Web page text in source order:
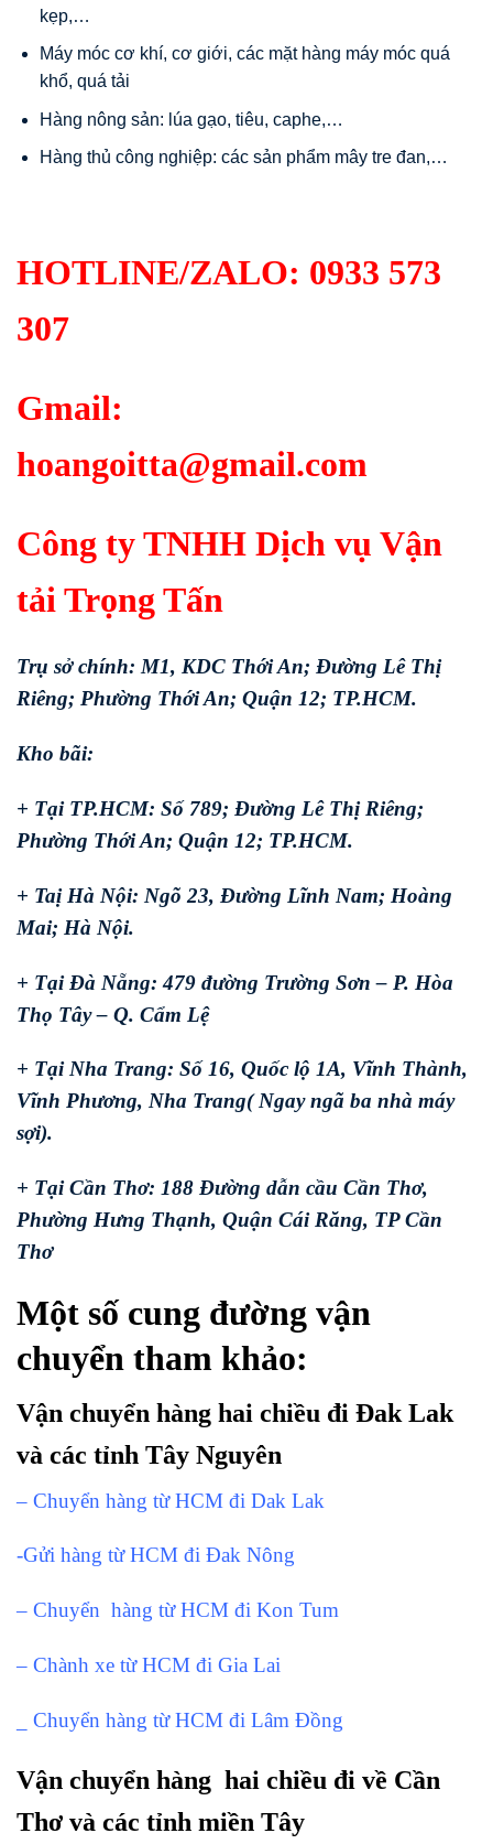
kẹp,…
Máy móc cơ khí, cơ giới, các mặt hàng máy móc quá
khổ, quá tải
Hàng nông sản: lúa gạo, tiêu, caphe,…
Hàng thủ công nghiệp: các sản phẩm mây tre đan,…
HOTLINE/ZALO: 0933 573
307
Gmail:
hoangoitta@gmail.com
Công ty TNHH Dịch vụ Vận
tải Trọng Tấn
Trụ sở chính: M1, KDC Thới An; Đường Lê Thị
Riêng; Phường Thới An; Quận 12; TP.HCM.
Kho bãi:
+ Tại TP.HCM: Số 789; Đường Lê Thị Riêng;
Phường Thới An; Quận 12; TP.HCM.
+ Taị Hà Nội: Ngõ 23, Đường Lĩnh Nam; Hoàng
Mai; Hà Nội.
+ Tại Đà Nẵng: 479 đường Trường Sơn – P. Hòa
Thọ Tây – Q. Cẩm Lệ
+ Tại Nha Trang: Số 16, Quốc lộ 1A, Vĩnh Thành,
Vĩnh Phương, Nha Trang( Ngay ngã ba nhà máy
sợi).
+ Tại Cần Thơ: 188 Đường dẫn cầu Cần Thơ,
Phường Hưng Thạnh, Quận Cái Răng, TP Cần
Thơ
Một số cung đường vận
chuyển tham khảo:
Vận chuyển hàng hai chiều đi Đak Lak
và các tỉnh Tây Nguyên
– Chuyển hàng từ HCM đi Dak Lak
-Gửi hàng từ HCM đi Đak Nông
– Chuyển hàng từ HCM đi Kon Tum
– Chành xe từ HCM đi Gia Lai
_ Chuyển hàng từ HCM đi Lâm Đồng
Vận chuyển hàng hai chiều đi về Cần
Thơ và các tỉnh miền Tây